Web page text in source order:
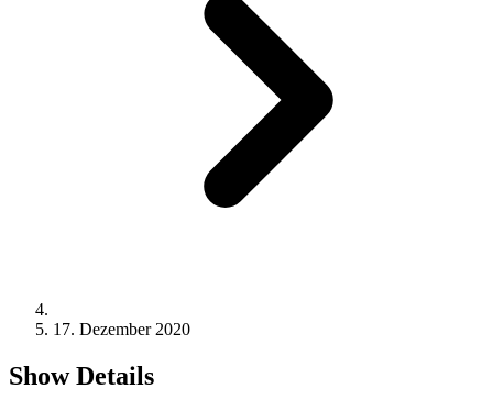
17. Dezember 2020
Show Details